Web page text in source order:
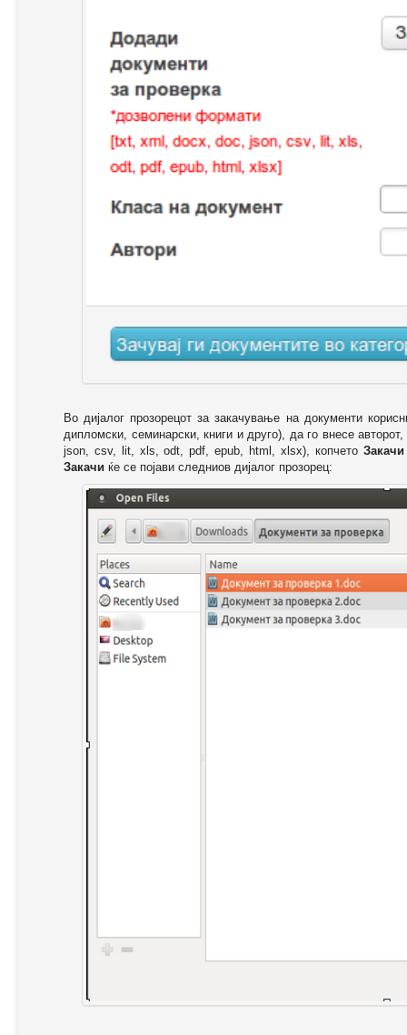
Во дијалог прозорецот за закачување на документи
дипломски, семинарски, книги и друго), да го внесе
json, csv, lit, xls, odt, pdf, epub, html, xlsx), копчето Закачи
Закачи ќе се појави следниов дијалог прозорец: